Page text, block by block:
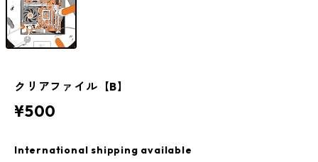
クリアファイル【B】
¥500
International shipping available